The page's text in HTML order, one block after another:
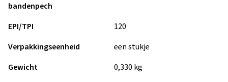
bandenpech
EPI/TPI
120
Verpakkingseenheid
een stukje
Gewicht
0,330 kg